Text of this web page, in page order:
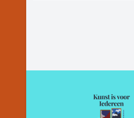
14:00